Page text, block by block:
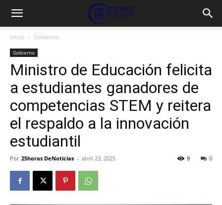
Inicio Gobierno
Gobierno
Ministro de Educación felicita
a estudiantes ganadores de
competencias STEM y reitera
el respaldo a la innovación
estudiantil
Por 25horas DeNoticias - abril 23, 2025 0
9